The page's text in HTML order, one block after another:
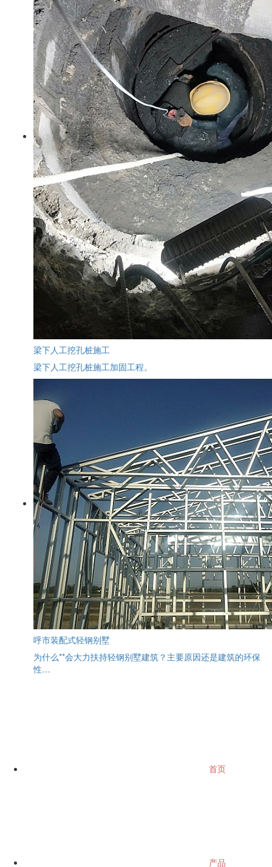
梁下人工挖孔桩施工
梁下人工挖孔桩施工加固工程。
呼市装配式轻钢别墅
为什么**会大力扶持轻钢别墅建筑？主要原因还是建筑的环保
性…
首页
产品